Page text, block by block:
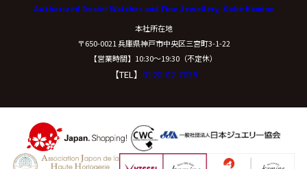
Authorized Dealer Watches and Fine Jewellery, Kobe Kamine
本社所在地
〒650-0021 兵庫県神戸市中央区三宮町3-1-22
【営業時間】10:30〜19:30（不定休）
【TEL】 0120-02-7039